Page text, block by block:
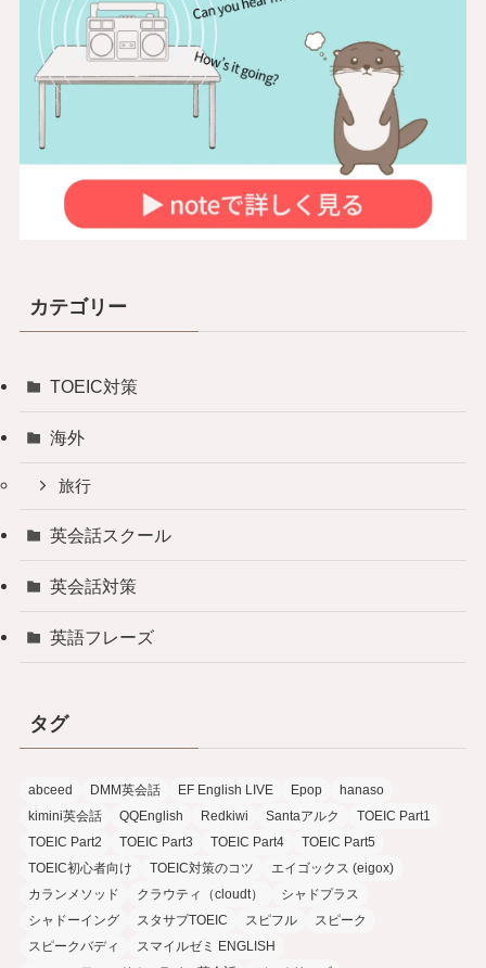
カテゴリー
TOEIC対策
海外
旅行
英会話スクール
英会話対策
英語フレーズ
タグ
abceed DMM英会話 EF English LIVE Epop
hanaso
kimini英会話
QQEnglish Redkiwi Santaアルク
TOEIC Part1
TOEIC Part2
TOEIC Part3 TOEIC Part4
TOEIC Part5
TOEIC初心者向け
TOEIC対策のコツ
エイゴックス (eigox)
カランメソッド
クラウティ（cloudt）
シャドプラス
シャドーイング
スタサプTOEIC スピフル
スピーク
スピークバディ
スマイルゼミ ENGLISH